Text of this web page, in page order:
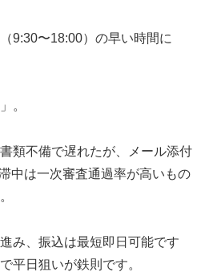
9:30〜18:00）の早い時間に
。
類不備で遅れたが、メール添付
中は一次審査通過率が高いもの
み、振込は最短即日可能です
平日狙いが鉄則です。